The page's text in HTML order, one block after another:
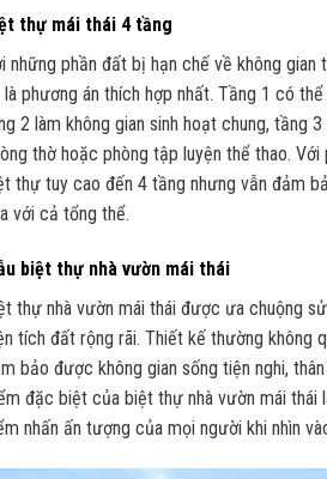
thự mái thái 4 tầng
những phần đất bị hạn chế về không
là phương án thích hợp nhất. Tầng 1 có
2 làm không gian sinh hoạt chung, tầng
thờ hoặc phòng tập luyện thể thao. Với
thự tuy cao đến 4 tầng nhưng vẫn đảm
với cả tổng thể.
biệt thự nhà vườn mái thái
thự nhà vườn mái thái được ưa chuộng
tích đất rộng rãi. Thiết kế thường không
bảo được không gian sống tiện nghi,
đặc biệt của biệt thự nhà vườn mái thái
nhấn ấn tượng của mọi người khi nhìn